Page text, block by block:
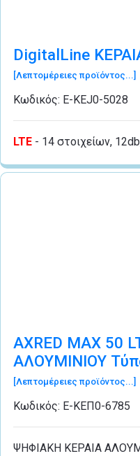
DigitalLine
[Λεπτομέρειες προϊόντος...]
Κωδικός: Ε-ΚΕJ0-5028
LTE - 14 στοιχείων,
AXRED MAX 50
ΑΛΟΥΜΙΝΙΟΥ
[Λεπτομέρειες προϊόντος...]
Κωδικός: Ε-ΚΕΠ0-6785
ΨΗΦΙΑΚΗ ΚΕΡΑΙΑ